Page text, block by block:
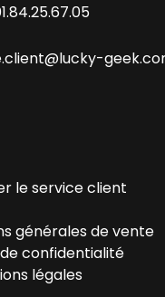
le service client
générales de vente
confidentialité
légales